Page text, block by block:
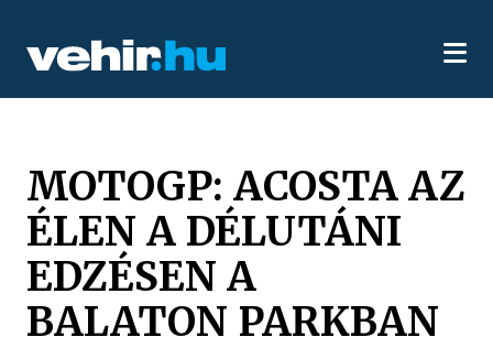
MOTOGP: ACOSTA AZ
ÉLEN A DÉLUTÁNI
EDZÉSEN A
BALATON PARKBAN